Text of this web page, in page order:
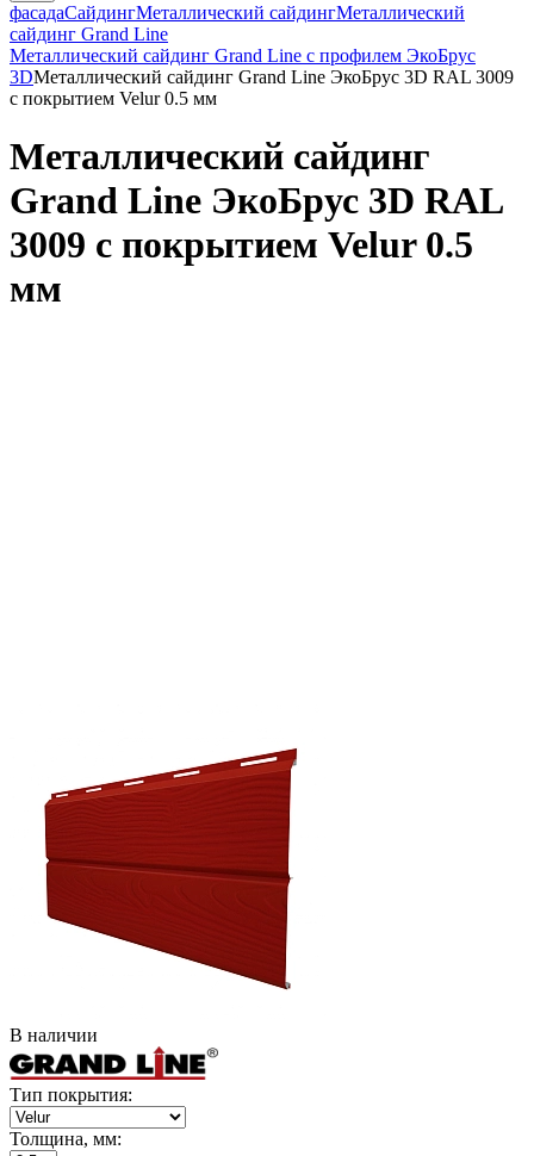
фасадаСайдингМеталлический сайдингМеталлический
сайдинг Grand Line
Металлический сайдинг Grand Line с профилем ЭкоБрус
3DМеталлический сайдинг Grand Line ЭкоБрус 3D RAL 3009
с покрытием Velur 0.5 мм
Металлический сайдинг
Grand Line ЭкоБрус 3D RAL
3009 с покрытием Velur 0.5
мм
В наличии
Тип покрытия:
Толщина, мм: